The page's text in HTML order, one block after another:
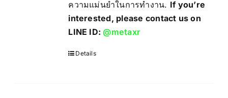
ความแม่นยำในการทำงาน. If you’re
interested, please contact us on
LINE ID:@metaxr
Details